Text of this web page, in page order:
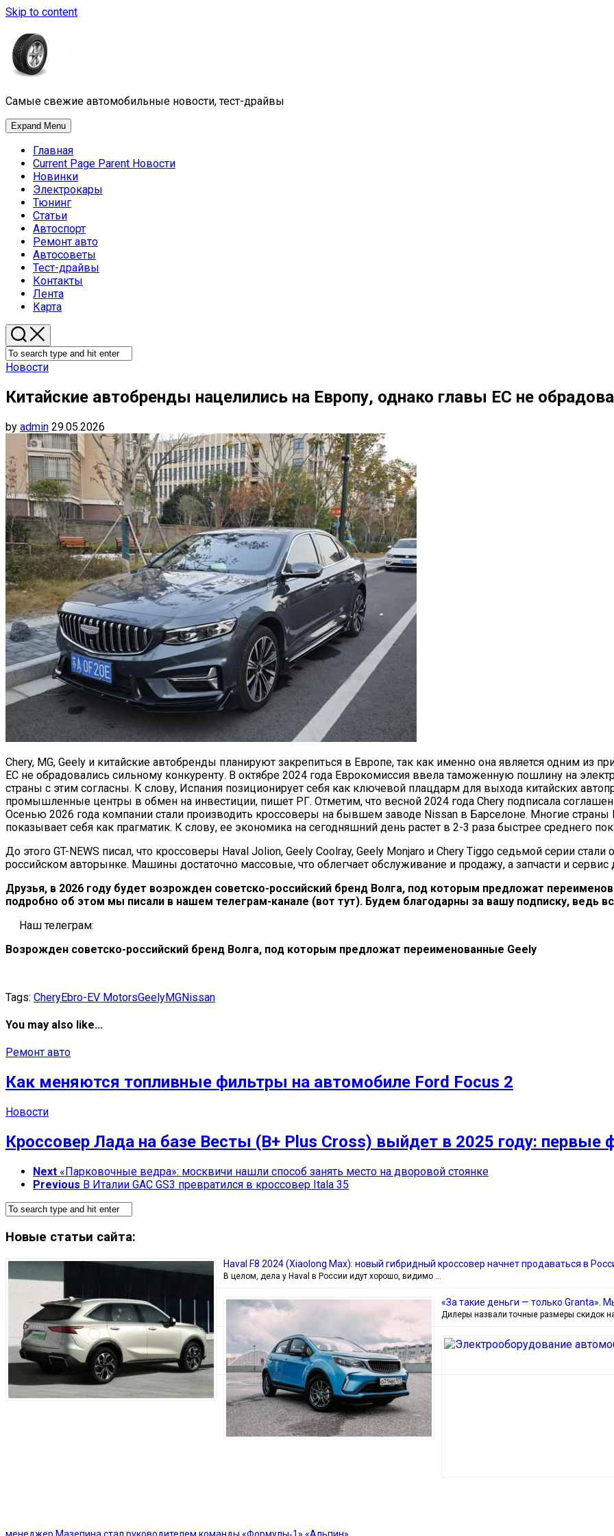
Skip to content
Самые свежие автомобильные новости, тест-драйвы
Expand Menu
Главная
Current Page Parent Новости
Новинки
Электрокары
Тюнинг
Статьи
Автоспорт
Ремонт авто
Автосоветы
Тест-драйвы
Контакты
Лента
Карта
Новости
Китайские автобренды нацелились на Европу, однако главы ЕС не
by admin 29.05.2026
Chery, MG, Geely и китайские автобренды планируют закрепиться в Европе, так как именно она является одним из
ЕС не обрадовались сильному конкуренту. В октябре 2024 года Еврокомиссия ввела таможенную пошлину на
страны с этим согласны. К слову, Испания позиционирует себя как ключевой плацдарм для выхода китайских
промышленные центры в обмен на инвестиции, пишет РГ. Отметим, что весной 2024 года Chery подписала
Осенью 2026 года компании стали производить кроссоверы на бывшем заводе Nissan в Барселоне. Многие
показывает себя как прагматик. К слову, ее экономика на сегодняшний день растет в 2-3 раза быстрее среднего
До этого GT-NEWS писал, что кроссоверы Haval Jolion, Geely Coolray, Geely Monjaro и Chery Tiggo седьмой серии
российском авторынке. Машины достаточно массовые, что облегчает обслуживание и продажу, а запчасти и сервис
Друзья, в 2026 году будет возрожден советско-российский бренд Волга, под которым предложат
подробно об этом мы писали в нашем телеграм-канале (вот тут). Будем благодарны за вашу подписку, ведь
Наш телеграм:
Возрожден советско-российский бренд Волга, под которым предложат переименованные Geely
Tags: CheryEbro-EV MotorsGeelyMGNissan
You may also like...
Ремонт авто
Как меняются топливные фильтры на автомобиле Ford Focus 2
Новости
Кроссовер Лада на базе Весты (B+ Plus Cross) выйдет в 2025 году:
Next «Парковочные ведра»: москвичи нашли способ занять место на дворовой стоянке
Previous В Италии GAC GS3 превратился в кроссовер Itala 35
Новые статьи сайта:
Haval F8 2024 (Xiaolong Max): новый гибридный кроссовер начнет продаваться в
В целом, дела у Haval в России идут хорошо, видимо …
«За такие деньги — только Granta».
Дилеры назвали точные размеры скидок